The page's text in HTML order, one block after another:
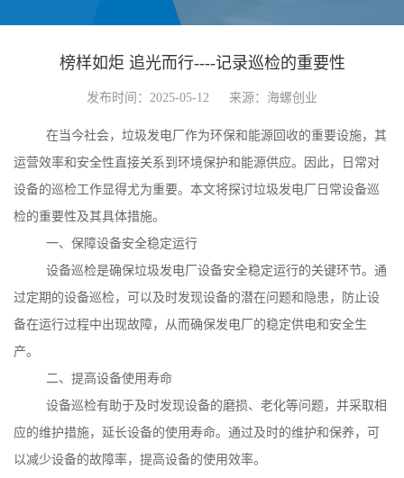
榜样如炬 追光而行----记录巡检的重要性
发布时间：2025-05-12 来源：海螺创业
在当今社会，垃圾发电厂作为环保和能源回收的重要设施，其
运营效率和安全性直接关系到环境保护和能源供应。因此，日常对
设备的巡检工作显得尤为重要。本文将探讨垃圾发电厂日常设备巡
检的重要性及其具体措施。
一、保障设备安全稳定运行
设备巡检是确保垃圾发电厂设备安全稳定运行的关键环节。通
过定期的设备巡检，可以及时发现设备的潜在问题和隐患，防止设
备在运行过程中出现故障，从而确保发电厂的稳定供电和安全生
产。
二、提高设备使用寿命
设备巡检有助于及时发现设备的磨损、老化等问题，并采取相
应的维护措施，延长设备的使用寿命。通过及时的维护和保养，可
以减少设备的故障率，提高设备的使用效率。